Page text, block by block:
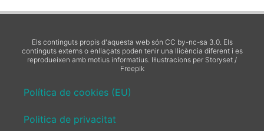
Els continguts propis d'aquesta web són CC by-nc-sa 3.0. Els
continguts externs o enllaçats poden tenir una llicència diferent i es
reprodueixen amb motius informatius. Il·lustracions per Storyset /
Freepik
Política de cookies (EU)
Politica de privacitat